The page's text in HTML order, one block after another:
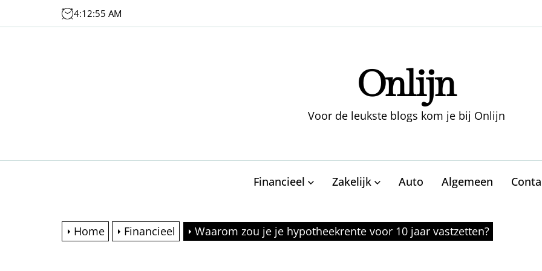
4:12:56 AM
Onlijn
Voor de leukste blogs kom je bij Onlijn
Financieel Zakelijk Auto Algemeen
Home Financieel Waarom zou je je hypotheekrente voor 10 jaar vastzetten?